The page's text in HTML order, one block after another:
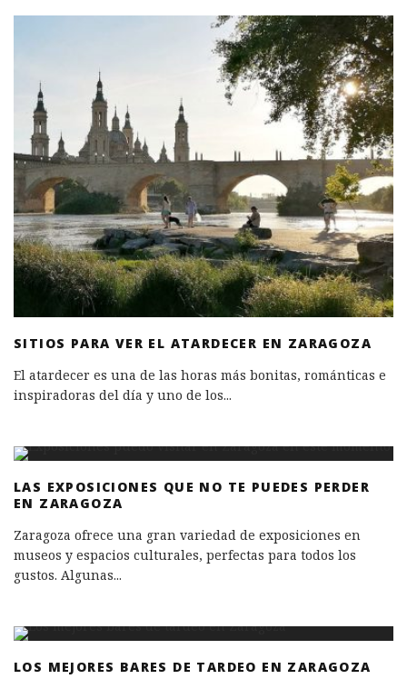
SITIOS PARA VER EL ATARDECER EN ZARAGOZA
El atardecer es una de las horas más bonitas, románticas e
inspiradoras del día y uno de los...
LAS EXPOSICIONES QUE NO TE PUEDES PERDER
EN ZARAGOZA
Zaragoza ofrece una gran variedad de exposiciones en
museos y espacios culturales, perfectas para todos los
gustos. Algunas...
LOS MEJORES BARES DE TARDEO EN ZARAGOZA